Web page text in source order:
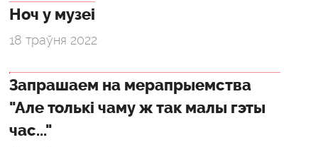
Ноч у музеі
18 траўня 2022
Запрашаем на мерапрыемства
"Але толькі чаму ж так малы гэты
час..."